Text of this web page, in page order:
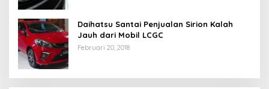
Daihatsu Santai Penjualan Sirion Kalah
Jauh dari Mobil LCGC
Februari 20, 2018